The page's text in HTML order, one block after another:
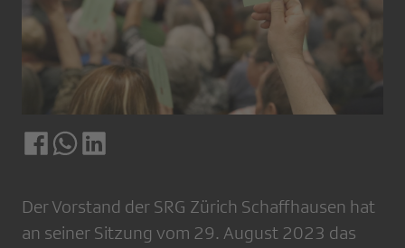
Der Vorstand der SRG Zürich Schaffhausen hat
an seiner Sitzung vom 29. August 2023 das